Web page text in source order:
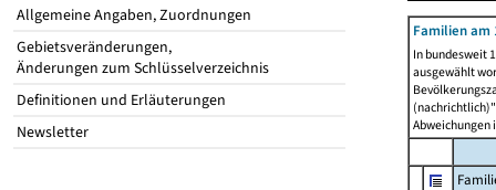
Allgemeine Angaben, Zuordnungen
Gebietsveränderungen,
Änderungen zum Schlüsselverzeichnis
Definitionen und Erläuterungen
Newsletter
Familien am
In bundesweit
ausgewählt
Abweichungen